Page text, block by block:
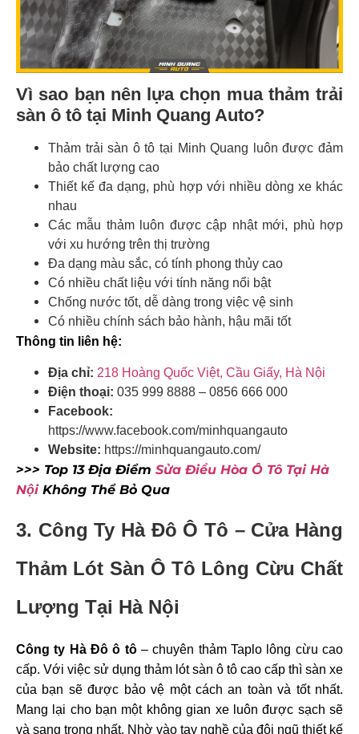
Vì sao bạn nên lựa chọn mua thảm trải
sàn ô tô tại Minh Quang Auto?
Thảm trải sàn ô tô tại Minh Quang luôn được đảm
bảo chất lượng cao
Thiết kế đa dạng, phù hợp với nhiều dòng xe khác
nhau
Các mẫu thảm luôn được cập nhật mới, phù hợp
với xu hướng trên thị trường
Đa dạng màu sắc, có tính phong thủy cao
Có nhiều chất liệu với tính năng nổi bật
Chống nước tốt, dễ dàng trong việc vệ sinh
Có nhiều chính sách bảo hành, hậu mãi tốt
Thông tin liên hệ:
Địa chỉ: 218 Hoàng Quốc Việt, Cầu Giấy, Hà Nội
Điện thoại: 035 999 8888 – 0856 666 000
Facebook:
https://www.facebook.com/minhquangauto
Website: https://minhquangauto.com/
>>> Top 13 Địa Điểm Sửa Điều Hòa Ô Tô Tại Hà
NộiKhông Thể Bỏ Qua
3. Công Ty Hà Đô Ô Tô – Cửa Hàng
Thảm Lót Sàn Ô Tô Lông Cừu Chất
Lượng Tại Hà Nội
Công ty Hà Đô ô tô – chuyên thảm Taplo lông cừu cao
cấp. Với việc sử dụng thảm lót sàn ô tô cao cấp thì sàn xe
của bạn sẽ được bảo vệ một cách an toàn và tốt nhất.
Mang lại cho bạn một không gian xe luôn được sạch sẽ
và sang trọng nhất. Nhờ vào tay nghề của đội ngũ thiết kế